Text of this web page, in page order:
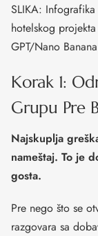
SLIKA:
hotelskog
GPT/Nano Banana
Korak 1:
Grupu Pre
Najskuplja
nameštaj. To je
gosta.
Pre nego što se
razgovara sa